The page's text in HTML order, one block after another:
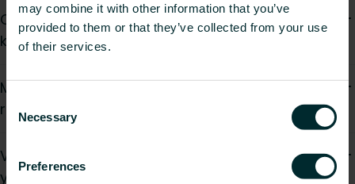
may combine it with other information that you’ve
provided to them or that they’ve collected from your use
of their services.
Selection
Necessary
Preferences
Ovatko sähköiset radiaattorit turvallisia
kylpyhuoneessa?
Mitä tarvitsen kiinnittääkseni sähköisen
radiaattorin seinään?
Voinko liittää kaksi sähköistä radiaattoria
yhteen termostaattiin?